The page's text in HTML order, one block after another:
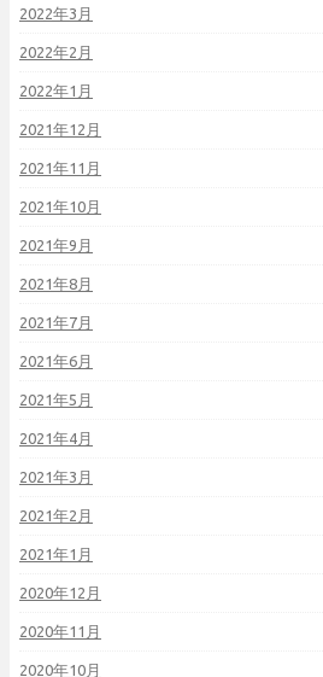
2022年3月
2022年2月
2022年1月
2021年12月
2021年11月
2021年10月
2021年9月
2021年8月
2021年7月
2021年6月
2021年5月
2021年4月
2021年3月
2021年2月
2021年1月
2020年12月
2020年11月
2020年10月